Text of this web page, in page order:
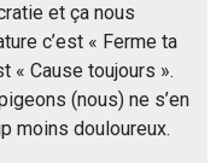
et ça nous
c’est « Ferme ta
« Cause toujours ».
(nous) ne s’en
moins douloureux.